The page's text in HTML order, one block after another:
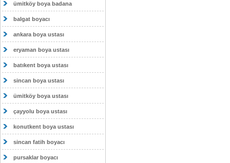
ümitköy boya badana
balgat boyacı
ankara boya ustası
eryaman boya ustası
batıkent boya ustası
sincan boya ustası
ümitköy boya ustası
çayyolu boya ustası
konutkent boya ustası
sincan fatih boyacı
pursaklar boyacı